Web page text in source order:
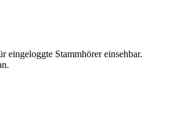
eingeloggte Stammhörer einsehbar.